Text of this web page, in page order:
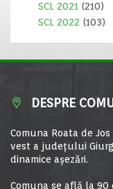
SCL 2021 (210)
SCL 2022 (103)
DESPRE
Comuna Roata de
vest a judeţului
dinamice aşezări.
Comuna se află la